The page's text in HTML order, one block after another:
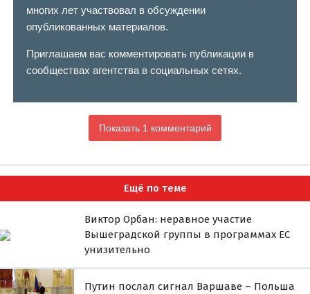
многих лет участвовал в обсуждении
опубликованных материалов.
Приглашаем вас комментировать публикации в
сообществах агентства в социальных сетях.
Показать 1 комментарий
Ещё по теме
Виктор Орбан: неравное участие
Вышеградской группы в программах ЕС
унизительно
Путин послал сигнал Варшаве – Польша